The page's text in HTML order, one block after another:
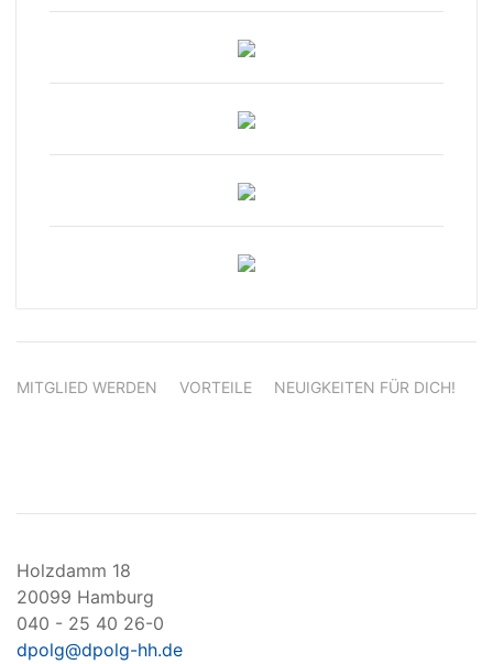
MITGLIED WERDEN VORTEILE NEUIGKEITEN FÜR DICH!
Holzdamm 18
20099 Hamburg
040 - 25 40 26-0
dpolg@dpolg-hh.de